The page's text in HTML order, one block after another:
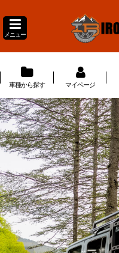
メニュー
車種から探す マイページ